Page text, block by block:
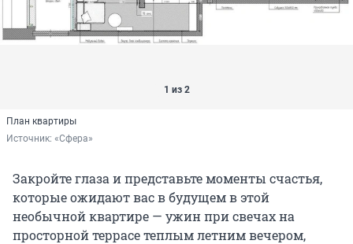
1 из 2
План квартиры
Источник: «Сфера»
Закройте глаза и представьте моменты счастья,
которые ожидают вас в будущем в этой
необычной квартире — ужин при свечах на
просторной террасе теплым летним вечером,